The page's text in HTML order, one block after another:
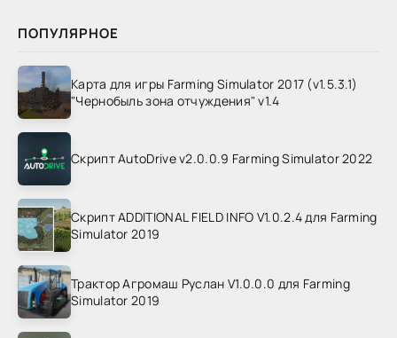
ПОПУЛЯРНОЕ
Карта для игры Farming Simulator 2017 (v1.5.3.1)
"Чернобыль зона отчуждения" v1.4
Скрипт AutoDrive v2.0.0.9 Farming Simulator 2022
Скрипт ADDITIONAL FIELD INFO V1.0.2.4 для Farming
Simulator 2019
Трактор Агромаш Руслан V1.0.0.0 для Farming
Simulator 2019